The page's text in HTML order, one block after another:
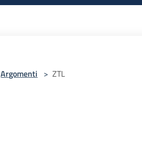
Argomenti > ZTL